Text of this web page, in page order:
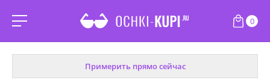
0
Примерить прямо сейчас